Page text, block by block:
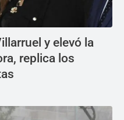
y elevó la
replica los